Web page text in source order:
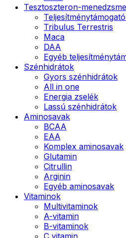
Tesztoszteron-
Tribulus Terrestris
Maca
DAA
Egyéb
Szénhidrátok
Gyors szénhidrátok
All in one
Energia zselék
Lassú szénhidrátok
Aminosavak
BCAA
EAA
Komplex aminosavak
Glutamin
Citrullin
Arginin
Egyéb aminosavak
Vitaminok
Multivitaminok
A-vitamin
B-vitaminok
C vitamin